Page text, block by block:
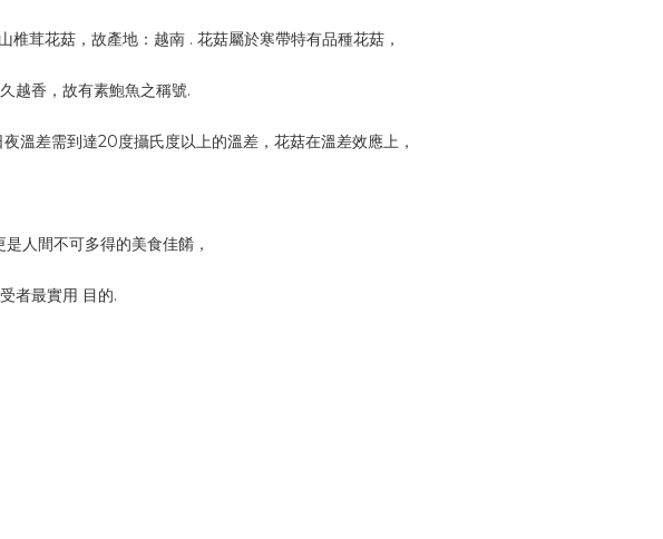
茸花菇，故產地：越南 . 花菇屬於寒帶特有品種花菇，
越香，故有素鮑魚之稱號.
溫差需到達20度攝氏度以上的溫差，花菇在溫差效應上，
人間不可多得的美食佳餚，
者最實用 目的.